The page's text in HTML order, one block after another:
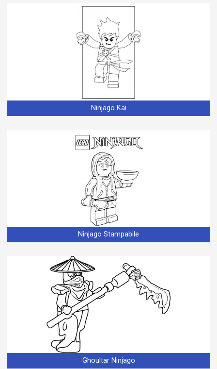
Ninjago Kai
Ninjago Stampabile
Ghoultar Ninjago